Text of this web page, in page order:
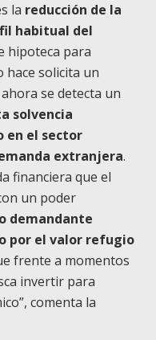
la reducción de la
habitual del
hipoteca para
hace solicita un
se detecta un
solvencia
en el sector
extranjera.
financiera que el
un poder
demandante
por el valor refugio
frente a momentos
invertir para
comenta la